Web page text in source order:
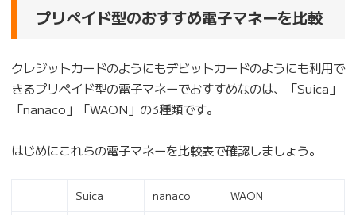
プリペイド型のおすすめ電子マネーを比較
クレジットカードのようにもデビットカードのようにも利用で
きるプリペイド型の電子マネーでおすすめなのは、「Suica」
「nanaco」「WAON」の3種類です。
はじめにこれらの電子マネーを比較表で確認しましょう。
Suica nanaco WAON